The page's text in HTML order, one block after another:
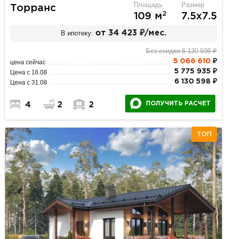
Торранс Площадь
109 м2
Размер
7.5х7.5
В ипотеку: от 34 423 ₽/мес.
Без скидки 6 130 598 ₽
цена сейчас 5 066 610 ₽
Цена с 16.08 5 775 935 ₽
Цена с 31.08 6 130 598 ₽
4 2 2 ПОЛУЧИТЬ РАСЧЕТ
ТОП